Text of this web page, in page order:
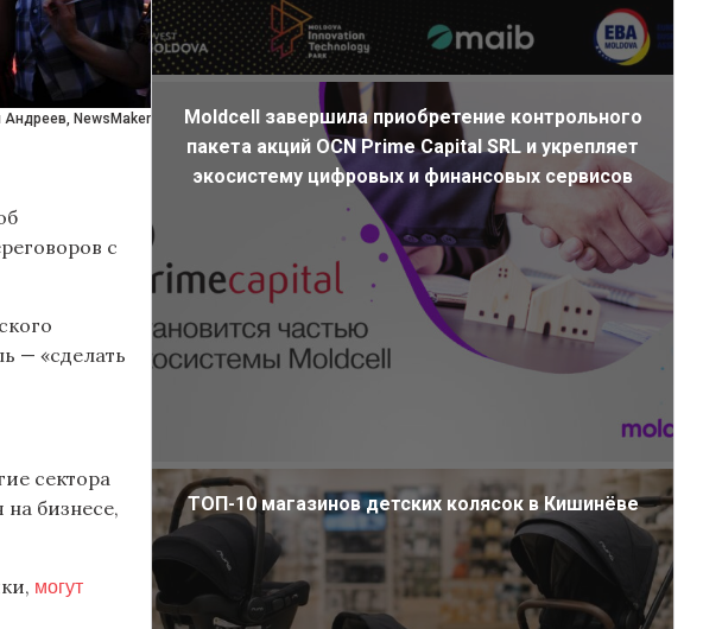
NewsMaker
с
— «сделать
сектора
бизнесе,
могут
Moldcell завершила приобретение контрольного
пакета акций OCN Prime Capital SRL и укрепляет
экосистему цифровых и финансовых сервисов
ТОП-10 магазинов детских колясок в Кишинёве